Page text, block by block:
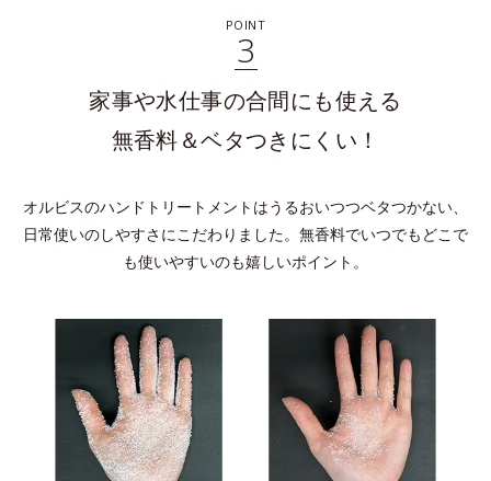
POINT
3
家事や水仕事の合間にも使える
無香料＆ベタつきにくい！
オルビスのハンドトリートメントはうるおいつつベタつかない、
日常使いのしやすさにこだわりました。無香料でいつでもどこで
も使いやすいのも嬉しいポイント。